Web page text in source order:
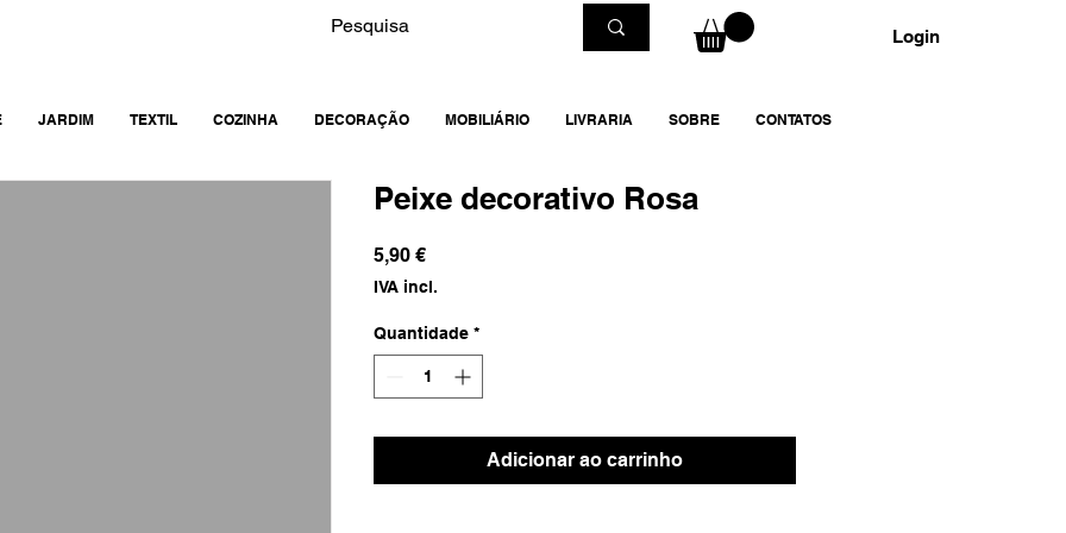
JARDIM TEXTIL COZINHA DECORAÇÃO MOBILIÁRIO LIVRARIA SOBRE CONTATOS
Login
Peixe decorativo Rosa
5,90 €Preço
IVA incl.
Quantidade *
Adicionar ao carrinho